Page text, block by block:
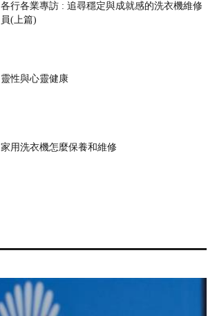
各行各業專訪 : 追尋穩定與成就感的洗衣機維修
員(上篇)
靈性與心靈健康
家用洗衣機怎麼保養和維修